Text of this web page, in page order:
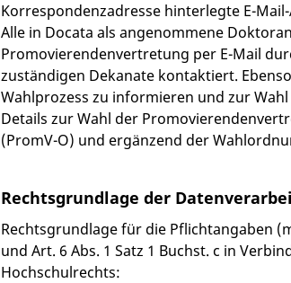
Korrespondenzadresse hinterlegte E-
Alle in Docata als angenommene
Promovierendenvertretung per E-Mail
zuständigen Dekanate kontaktiert.
Wahlprozess zu informieren und zur
Details zur Wahl der
(PromV-O) und ergänzend der
Rechtsgrundlage der
Rechtsgrundlage für die Pflichtangaben
und Art. 6 Abs. 1 Satz 1 Buchst. c in
Hochschulrechts: